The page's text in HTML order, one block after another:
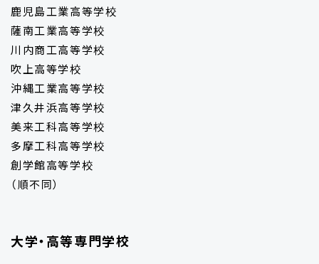
鹿児島工業高等学校
薩南工業高等学校
川内商工高等学校
吹上高等学校
沖縄工業高等学校
津久井浜高等学校
美来工科高等学校
多摩工科高等学校
創学館高等学校
（順不同）
大学・高等専門学校